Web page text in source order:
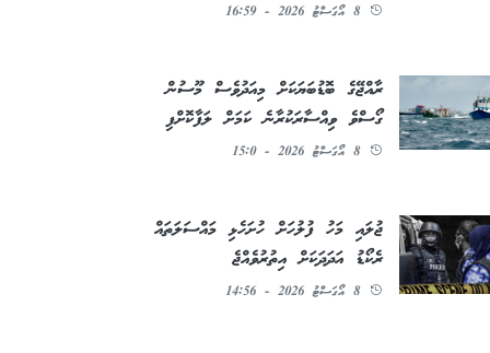
8 އޯގަސްޓު 2026 - 16:59
ރާއްޖޭގެ ބޮޑުބަޔަކަށް މިއަދުވެސް މޫސުން
ގޯސްވެ ވިއްސާރަކުރާނެ ކަމަށް ލަފާކޮށްފި
8 އޯގަސްޓު 2026 - 15:0
ޖުލައި މަހު ފުލުހަށް ހުށަހެޅި މައްސަލަތައް
ރެކޯޑު އަދަދަކަށް އިތުރުވެއްޖެ
8 އޯގަސްޓު 2026 - 14:56